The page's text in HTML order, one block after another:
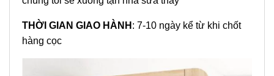
THỜI GIAN GIAO HÀNH : 7-10 ngày kể từ khi chốt
hàng cọc